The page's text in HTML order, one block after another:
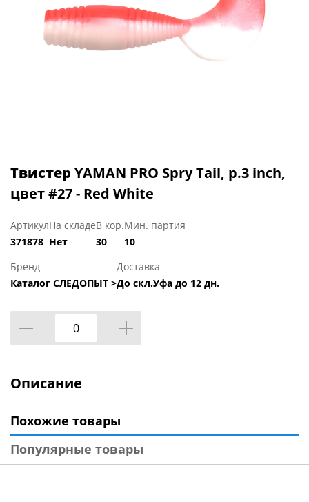
Твистер YAMAN PRO Spry Tail, р.3 inch,
цвет #27 - Red White
Артикул
371878
На складе
Нет
В кор.
30
Мин. партия
10
Бренд
Каталог СЛЕДОПЫТ >
Доставка
До скл.Уфа до 12 дн.
Описание
Похожие товары
Популярные товары